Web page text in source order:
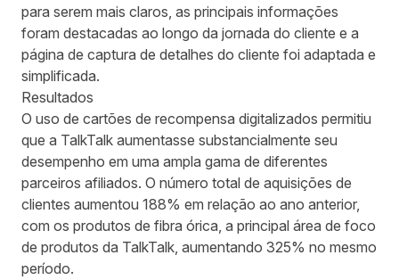
para serem mais claros, as principais informações
foram destacadas ao longo da jornada do cliente e a
página de captura de detalhes do cliente foi adaptada e
simplificada.
Resultados
O uso de cartões de recompensa digitalizados permitiu
que a TalkTalk aumentasse substancialmente seu
desempenho em uma ampla gama de diferentes
parceiros afiliados. O número total de aquisições de
clientes aumentou 188% em relação ao ano anterior,
com os produtos de fibra órica, a principal área de foco
de produtos da TalkTalk, aumentando 325% no mesmo
período.